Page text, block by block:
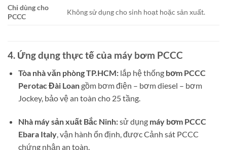
Chỉ dùng cho
PCCC
Không sử dụng cho sinh hoạt hoặc sản xuất.
4. Ứng dụng thực tế của máy bơm PCCC
Tòa nhà văn phòng TP.HCM:lắp hệ thống bơm PCCC
Perotac Đài Loangồm bơm điện – bơm diesel – bơm
Jockey, bảo vệ an toàn cho 25 tầng.
Nhà máy sản xuất Bắc Ninh:sử dụng máy bơm PCCC
Ebara Italy, vận hành ổn định, được Cảnh sát PCCC
chứng nhận an toàn.